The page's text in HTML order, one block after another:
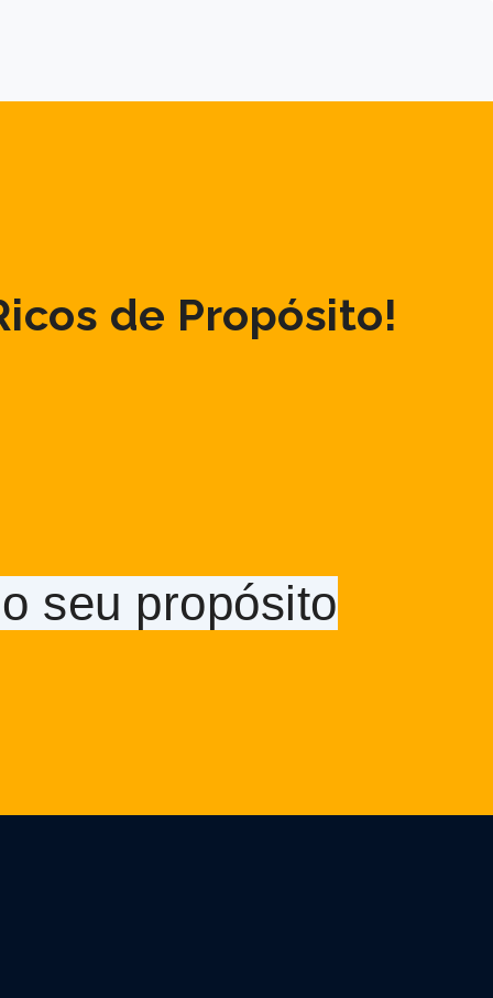
de Propósito!
seu propósito